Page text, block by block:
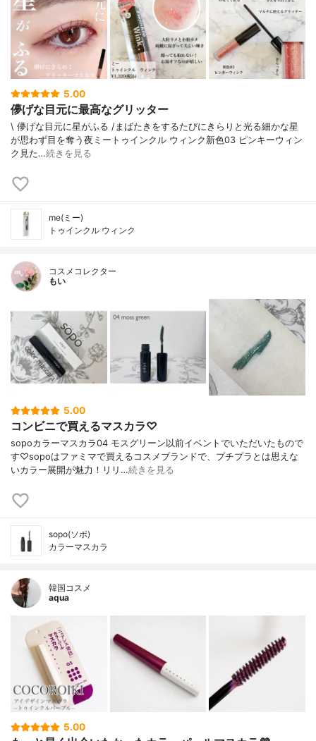
5.00
儚げな目元に最高なグリッター
\ 儚げな目元に星がふる /⁡⁡まばたきをするたびにきらりと光る細かな星
が思わず目を奪う夜⁡⁡⁡ミートゥインクル ウィンク新色03 ピンキーウィン
ク⁡⁡⁡⁡見た…続きを見る
me(ミー)
トゥインクル ウィンク
コスメコレクター
もい
5.00
コンビニで買えるマスカラ♡
sopoカラーマスカラ04 モスグリーン以前イベントでいただいたもので
す♡sopoはファミマで買えるコスメブランドで、プチプラとは思えな
いカラー展開が魅力！リリ…続きを見る
sopo(ソポ)
カラーマスカラ
韓国コスメ
aqua
5.00